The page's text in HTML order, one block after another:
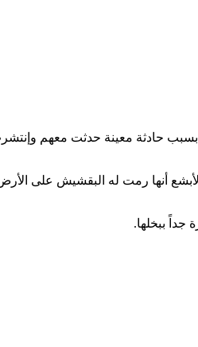
حادثة معينة حدثت معهم